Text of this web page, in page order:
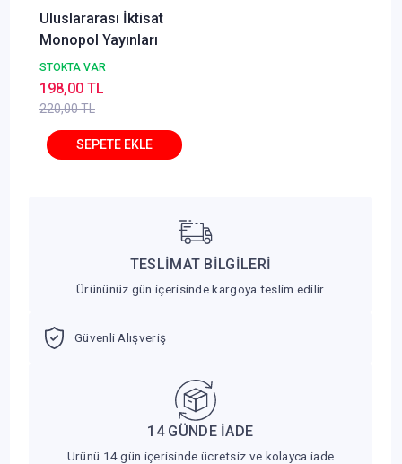
Uluslararası İktisat
Monopol Yayınları
STOKTA VAR
220,00 TL
198,00 TL
TESLİMAT BİLGİLERİ
Ürününüz gün içerisinde kargoya teslim edilir
Güvenli Alışveriş
14 GÜNDE İADE
Ürünü 14 gün içerisinde ücretsiz ve kolayca iade